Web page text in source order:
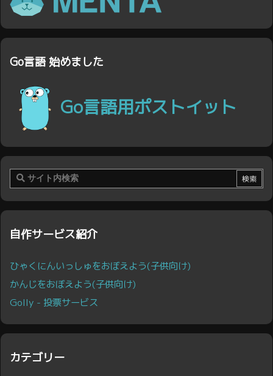
Go言語 始めました
Go言語用ポストイット
自作サービス紹介
ひゃくにんいっしゅをおぼえよう(子供向け)
かんじをおぼえよう(子供向け)
Golly - 投票サービス
カテゴリー